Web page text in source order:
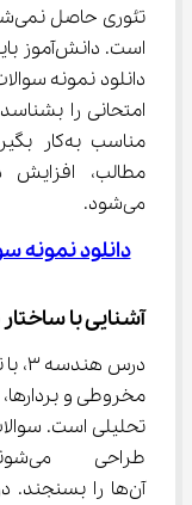
دانلود نمونه
مناسب
می‌شود.
آشنایی با
درس
مخروطی و بردارها،